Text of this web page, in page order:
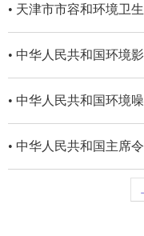
• 天津市市容和环境卫
• 中华人民共和国环境
• 中华人民共和国环境
• 中华人民共和国主席